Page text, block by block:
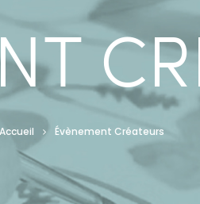
Accueil Évènement Créateurs